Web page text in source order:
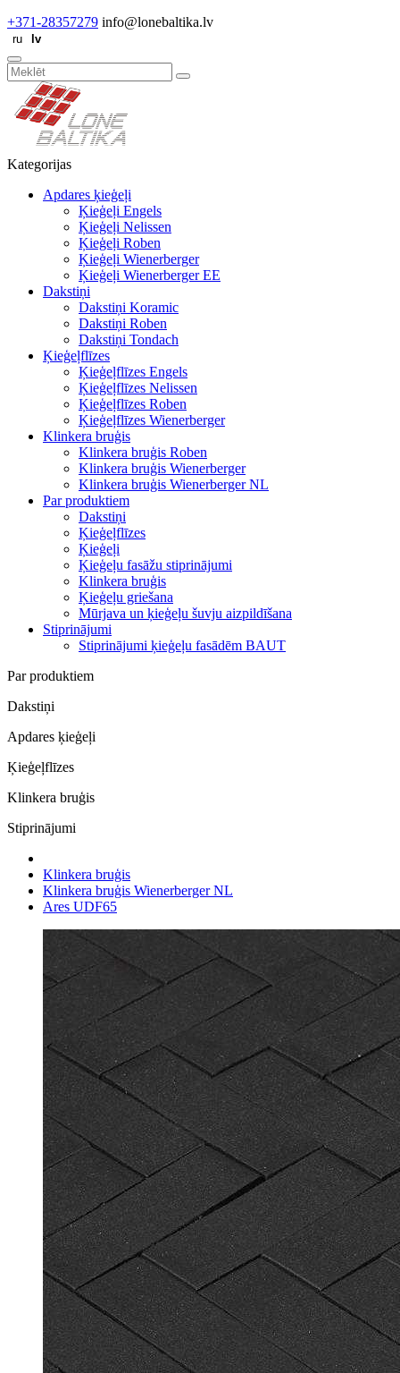
+371-28357279 info@lonebaltika.lv
Kategorijas
Apdares ķieģeļi
Ķieģeļi Engels
Ķieģeļi Nelissen
Ķieģeļi Roben
Ķieģeļi Wienerberger
Ķieģeļi Wienerberger EE
Dakstiņi
Dakstiņi Koramic
Dakstiņi Roben
Dakstiņi Tondach
Ķieģeļflīzes
Ķieģeļflīzes Engels
Ķieģeļflīzes Nelissen
Ķieģeļflīzes Roben
Ķieģeļflīzes Wienerberger
Klinkera bruģis
Klinkera bruģis Roben
Klinkera bruģis Wienerberger
Klinkera bruģis Wienerberger NL
Par produktiem
Dakstiņi
Ķieģeļflīzes
Ķieģeļi
Ķieģeļu fasāžu stiprinājumi
Klinkera bruģis
Ķieģeļu griešana
Mūrjava un ķieģeļu šuvju aizpildīšana
Stiprinājumi
Stiprinājumi ķieģeļu fasādēm BAUT
Par produktiem
Dakstiņi
Apdares ķieģeļi
Ķieģeļflīzes
Klinkera bruģis
Stiprinājumi
Klinkera bruģis
Klinkera bruģis Wienerberger NL
Ares UDF65